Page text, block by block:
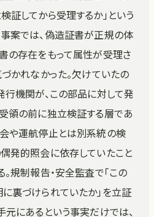
証してから受理するか」という
案では、偽造証書が正規の体
の存在をもって属性が受理さ
かれなかった。欠けていたの
行機関が、この部品に対して発
領の前に独立検証する層であ
や運航停止とは別系統の検
発的照会に依存していたこと
規制報告・安全監査で「この
裏づけられていたか」を立証
元にあるという事実だけでは、